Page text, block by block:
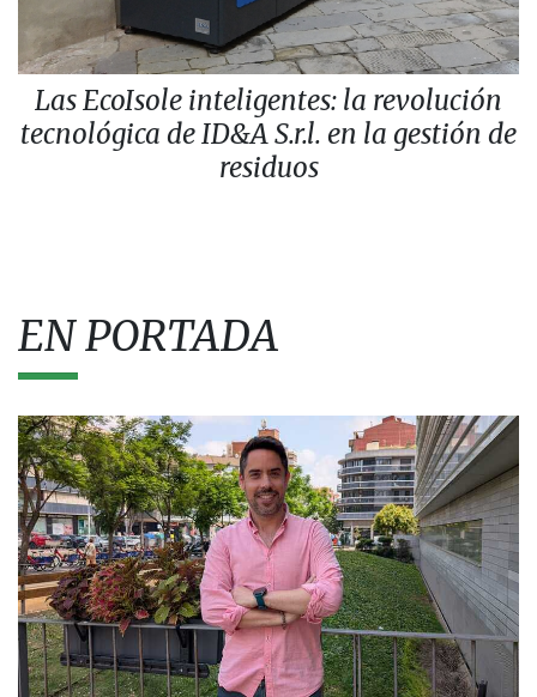
Las EcoIsole inteligentes: la revolución
tecnológica de ID&A S.r.l. en la gestión de
residuos
EN PORTADA